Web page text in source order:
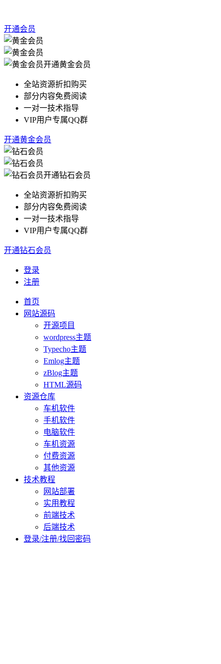
开通会员
开通黄金会员
全站资源折扣购买
部分内容免费阅读
一对一技术指导
VIP用户专属QQ群
开通黄金会员
开通钻石会员
全站资源折扣购买
部分内容免费阅读
一对一技术指导
VIP用户专属QQ群
开通钻石会员
登录
注册
首页
网站源码
开源项目
wordpress主题
Typecho主题
Emlog主题
zBlog主题
HTML源码
资源仓库
车机软件
手机软件
电脑软件
车机资源
付费资源
其他资源
技术教程
网站部署
实用教程
前端技术
后端技术
登录/注册/找回密码